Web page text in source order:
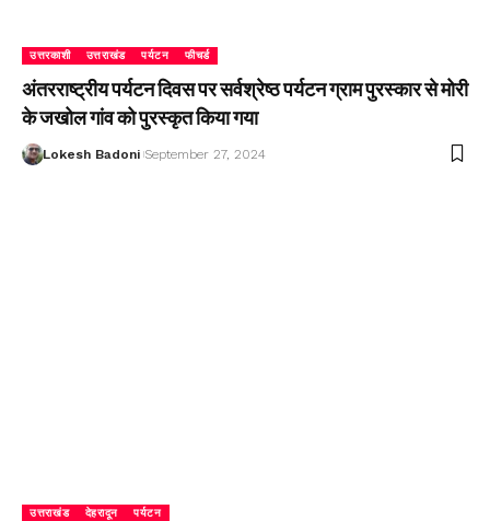
उत्तरकाशी उत्तराखंड पर्यटन फीचर्ड
अंतरराष्ट्रीय पर्यटन दिवस पर सर्वश्रेष्ठ पर्यटन ग्राम पुरस्कार से मोरी
के जखोल गांव को पुरस्कृत किया गया
Lokesh Badoni September 27, 2024
उत्तराखंड देहरादून पर्यटन